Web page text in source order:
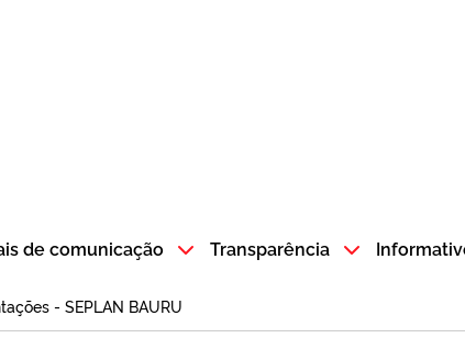
SP GOV BR direciona para a página inicial
de comunicação Transparência
- SEPLAN BAURU